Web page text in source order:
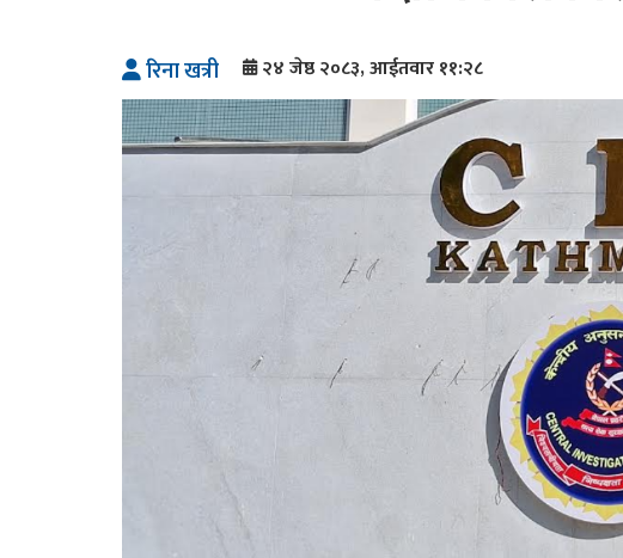
रिना खत्री २४ जेष्ठ २०८३, आईतवार ११:२८